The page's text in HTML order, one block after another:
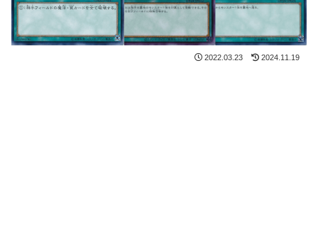
2022.03.23 2024.11.19